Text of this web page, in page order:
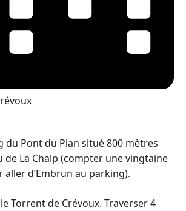
du Pont du Plan situé 800 mètres
de La Chalp (compter une vingtaine
d’Embrun au parking).
Torrent de Crévoux. Traverser 4